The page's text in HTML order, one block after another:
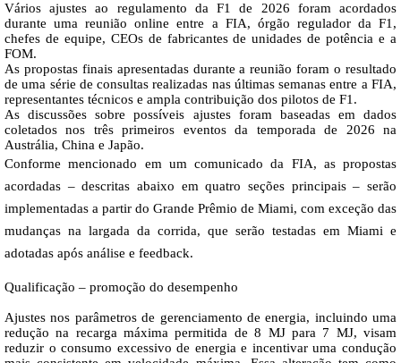
Vários ajustes ao regulamento da F1 de 2026 foram acordados
durante uma reunião online entre a FIA, órgão regulador da F1,
chefes de equipe, CEOs de fabricantes de unidades de potência e a
FOM.
As propostas finais apresentadas durante a reunião foram o resultado
de uma série de consultas realizadas nas últimas semanas entre a FIA,
representantes técnicos e ampla contribuição dos pilotos de F1.
As discussões sobre possíveis ajustes foram baseadas em dados
coletados nos três primeiros eventos da temporada de 2026 na
Austrália, China e Japão.
Conforme mencionado em um comunicado da FIA, as propostas
acordadas – descritas abaixo em quatro seções principais – serão
implementadas a partir do Grande Prêmio de Miami, com exceção das
mudanças na largada da corrida, que serão testadas em Miami e
adotadas após análise e feedback.
Qualificação – promoção do desempenho
Ajustes nos parâmetros de gerenciamento de energia, incluindo uma
redução na recarga máxima permitida de 8 MJ para 7 MJ, visam
reduzir o consumo excessivo de energia e incentivar uma condução